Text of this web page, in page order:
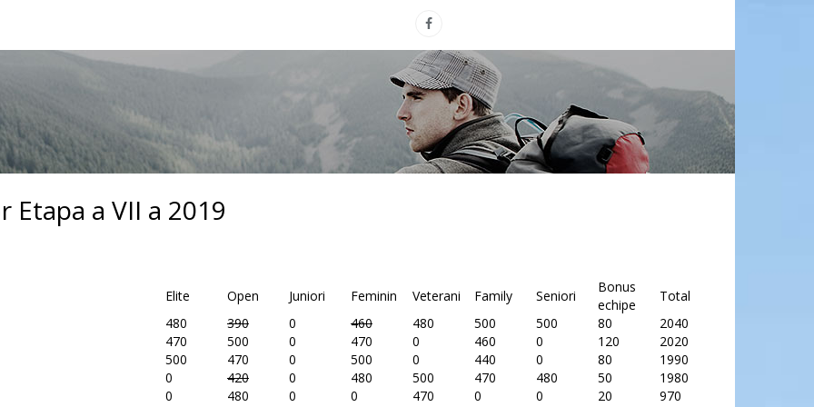
Etapa a VII a 2019
Elite Open Juniori Feminin Veterani Family Seniori
Bonus
echipe
Total
480 390 0 460 480 500 500 80
2040
470 500 0 470 0 460 0 120
2020
500 470 0 500 0 440 0 80
1990
0 420 0 480 500 470 480 50
1980
0 480 0 0 470 0 0 20
970